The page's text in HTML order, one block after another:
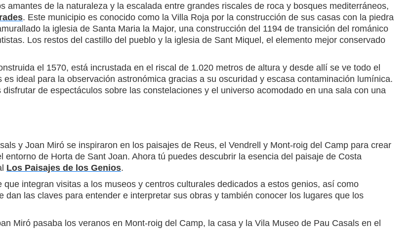
amantes de la naturaleza y la escalada entre grandes riscales de roca y bosques mediterráneos,
. Este municipio es conocido como la Villa Roja por la construcción de sus casas con la piedra
la iglesia de Santa Maria la Major, una construcción del 1194 de transición del románico
Los restos del castillo del pueblo y la iglesia de Sant Miquel, el elemento mejor conservado
el 1570, está incrustada en el riscal de 1.020 metros de altura y desde allí se ve todo el
ideal para la observación astronómica gracias a su oscuridad y escasa contaminación lumínica.
de espectáculos sobre las constelaciones y el universo acomodado en una sala con una
y Joan Miró se inspiraron en los paisajes de Reus, el Vendrell y Mont-roig del Camp para crear
de Horta de Sant Joan. Ahora tú puedes descubrir la esencia del paisaje de Costa
Los Paisajes de los Genios.
integran visitas a los museos y centros culturales dedicados a estos genios, así como
las claves para entender e interpretar sus obras y también conocer los lugares que los
Miró pasaba los veranos en Mont-roig del Camp, la casa y la Vila Museo de Pau Casals en el